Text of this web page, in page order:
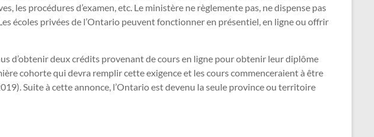
les procédures d’examen, etc. Le ministère ne règlemente pas, ne dispense pas
écoles privées de l’Ontario peuvent fonctionner en présentiel, en ligne ou offrir
d’obtenir deux crédits provenant de cours en ligne pour obtenir leur diplôme
cohorte qui devra remplir cette exigence et les cours commenceraient à être
Suite à cette annonce, l’Ontario est devenu la seule province ou territoire